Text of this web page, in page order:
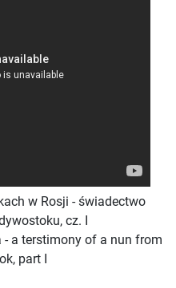
w Rosji - świadectwo
cz. I
- a terstimony of a nun from
part I